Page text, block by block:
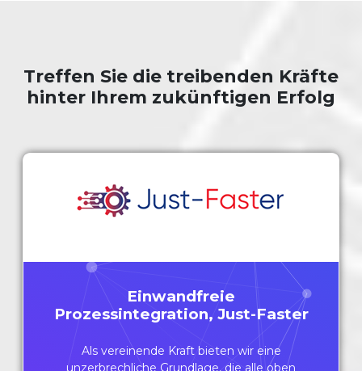
Treffen Sie die treibenden Kräfte
hinter Ihrem zukünftigen Erfolg
Einwandfreie
Prozessintegration, Just-Faster
Als vereinende Kraft bieten wir eine
unzerbrechliche Grundlage, die alle oben